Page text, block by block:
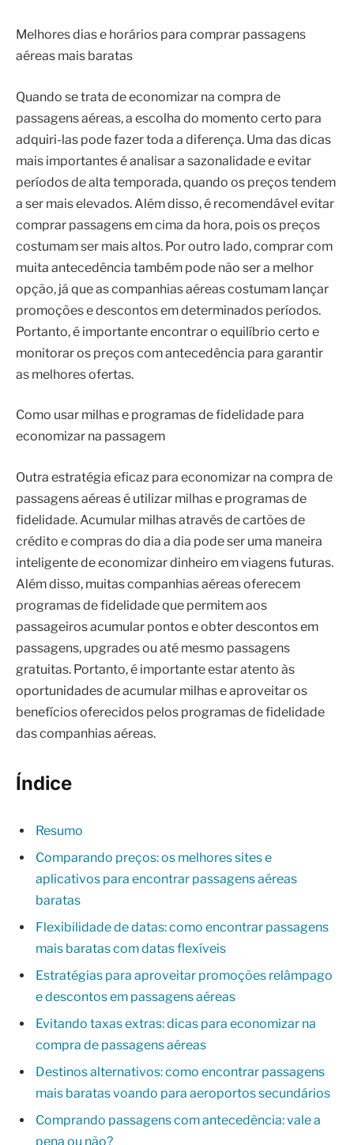
Melhores dias e horários para comprar passagens
aéreas mais baratas
Quando se trata de economizar na compra de
passagens aéreas, a escolha do momento certo para
adquiri-las pode fazer toda a diferença. Uma das dicas
mais importantes é analisar a sazonalidade e evitar
períodos de alta temporada, quando os preços tendem
a ser mais elevados. Além disso, é recomendável evitar
comprar passagens em cima da hora, pois os preços
costumam ser mais altos. Por outro lado, comprar com
muita antecedência também pode não ser a melhor
opção, já que as companhias aéreas costumam lançar
promoções e descontos em determinados períodos.
Portanto, é importante encontrar o equilíbrio certo e
monitorar os preços com antecedência para garantir
as melhores ofertas.
Como usar milhas e programas de fidelidade para
economizar na passagem
Outra estratégia eficaz para economizar na compra de
passagens aéreas é utilizar milhas e programas de
fidelidade. Acumular milhas através de cartões de
crédito e compras do dia a dia pode ser uma maneira
inteligente de economizar dinheiro em viagens futuras.
Além disso, muitas companhias aéreas oferecem
programas de fidelidade que permitem aos
passageiros acumular pontos e obter descontos em
passagens, upgrades ou até mesmo passagens
gratuitas. Portanto, é importante estar atento às
oportunidades de acumular milhas e aproveitar os
benefícios oferecidos pelos programas de fidelidade
das companhias aéreas.
Índice
Resumo
Comparando preços: os melhores sites e
aplicativos para encontrar passagens aéreas
baratas
Flexibilidade de datas: como encontrar passagens
mais baratas com datas flexíveis
Estratégias para aproveitar promoções relâmpago
e descontos em passagens aéreas
Evitando taxas extras: dicas para economizar na
compra de passagens aéreas
Destinos alternativos: como encontrar passagens
mais baratas voando para aeroportos secundários
Comprando passagens com antecedência: vale a
pena ou não?